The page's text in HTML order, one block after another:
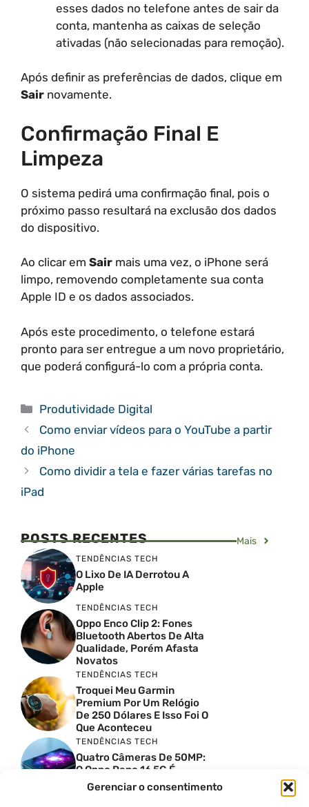
Gerenciar o consentimento
esses dados no telefone antes de sair da
conta, mantenha as caixas de seleção
ativadas (não selecionadas para remoção).
Após definir as preferências de dados, clique em
Sair novamente.
Confirmação Final E
Limpeza
O sistema pedirá uma confirmação final, pois o
próximo passo resultará na exclusão dos dados
do dispositivo.
Ao clicar em Sair mais uma vez, o iPhone será
limpo, removendo completamente sua conta
Apple ID e os dados associados.
Após este procedimento, o telefone estará
pronto para ser entregue a um novo proprietário,
que poderá configurá-lo com a própria conta.
Categorias
Produtividade Digital
Como enviar vídeos para o YouTube a partir
do iPhone
Como dividir a tela e fazer várias tarefas no
iPad
POSTS RECENTES Mais
TENDÊNCIAS TECH
O Lixo De IA Derrotou A
Apple
TENDÊNCIAS TECH
Oppo Enco Clip 2: Fones
Bluetooth Abertos De Alta
Qualidade, Porém Afasta
Novatos
TENDÊNCIAS TECH
Troquei Meu Garmin
Premium Por Um Relógio
De 250 Dólares E Isso Foi O
Que Aconteceu
TENDÊNCIAS TECH
Quatro Câmeras De 50MP:
O Oppo Reno 16 5G É
Absurdo